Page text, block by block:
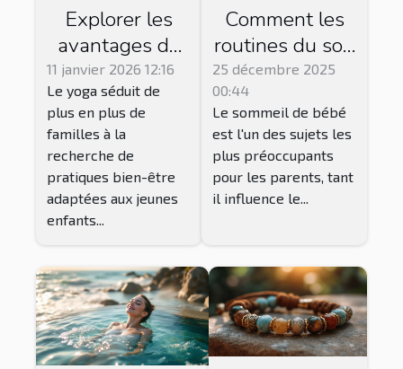
Explorer les
avantages du
yoga pour les
jeunes enfants
11 janvier 2026 12:16
Le yoga séduit de
plus en plus de
familles à la
recherche de
pratiques bien-être
adaptées aux jeunes
enfants...
Comment les
routines du soir
peuvent
améliorer le
sommeil de
bébé ?
25 décembre 2025
00:44
Le sommeil de bébé
est l'un des sujets les
plus préoccupants
pour les parents, tant
il influence le...